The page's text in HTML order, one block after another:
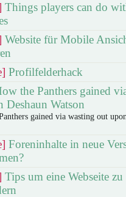
Things players can do
Website für Mobile
Profilfelderhack
the Panthers gained
Deshaun Watson
gained via wasting out
Foreninhalte in neue
Tips um eine Webseite zu